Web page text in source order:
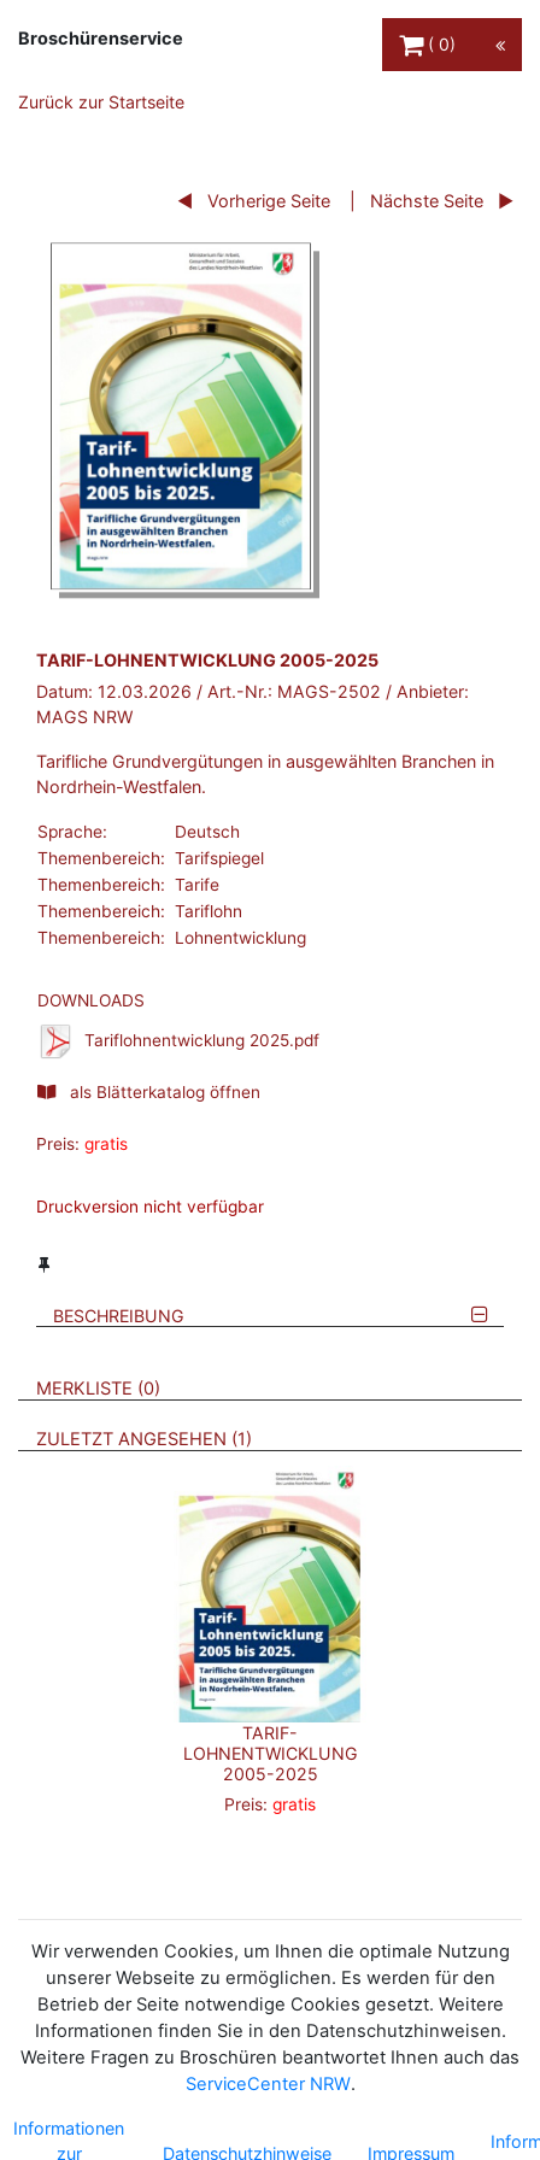
Broschürenservice
0
Zurück zur Startseite
Vorherige Seite Nächste Seite
BROSCHÜRE:
TARIF-LOHNENTWICKLUNG 2005-2025
Datum: 12.03.2026 / Art.-Nr.: MAGS-2502 / Anbieter:
MAGS NRW
Tarifliche Grundvergütungen in ausgewählten Branchen in
Nordrhein-Westfalen.
Sprache:
Deutsch
Themenbereich: Tarifspiegel
Themenbereich: Tarife
Themenbereich: Tariflohn
Themenbereich:
Lohnentwicklung
DOWNLOADS
Tariflohnentwicklung 2025.pdf
als Blätterkatalog öffnen
Preis: gratis
Druckversion nicht verfügbar
BESCHREIBUNG
VERWEISE AUF VERMERKTE- ODER ZULETZT ANGESEHENE
MERKLISTE 0 BROSCHÜREN
ZULETZT ANGESEHEN 1 BROSCHÜREN
TARIF-
LOHNENTWICKLUNG
2005-2025
Preis: gratis
Wir verwenden Cookies, um Ihnen die optimale Nutzung
unserer Webseite zu ermöglichen. Es werden für den
Betrieb der Seite notwendige Cookies gesetzt. Weitere
Informationen finden Sie in den Datenschutzhinweisen.
Weitere Fragen zu Broschüren beantwortet Ihnen auch das
ServiceCenter NRW.
Informationen
zur
Datenschutzhinweise Impressum